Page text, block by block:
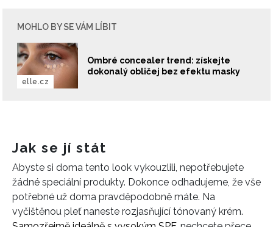
MOHLO BY SE VÁM LÍBIT
Ombré concealer trend: získejte
dokonalý obličej bez efektu masky
elle.cz
Jak se jí stát
Abyste si doma tento look vykouzlili, nepotřebujete
žádné speciální produkty. Dokonce odhadujeme, že vše
potřebné už doma pravděpodobně máte. Na
vyčištěnou pleť naneste rozjasňující tónovaný krém.